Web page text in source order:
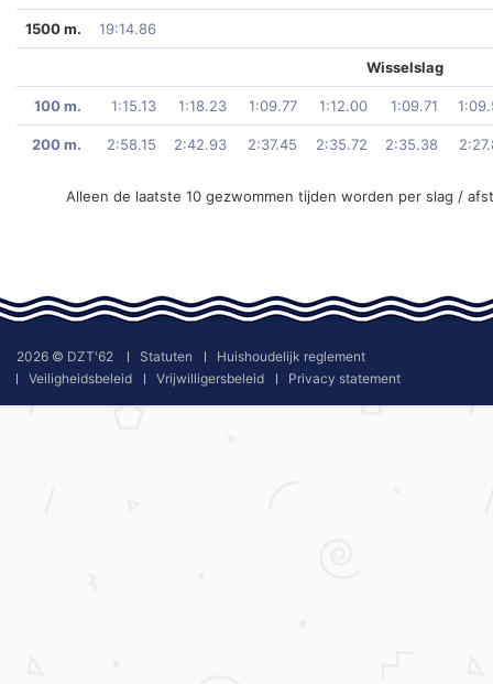
1500 m. 19:14.86
Wisselslag
100 m. 1:15.13 1:18.23 1:09.77 1:12.00 1:09.71
200 m. 2:58.15 2:42.93 2:37.45 2:35.72 2:35.38
Alleen de laatste 10 gezwommen tijden worden per slag /
2026 © DZT'62 Statuten
Huishoudelijk reglement
Veiligheidsbeleid
Vrijwilligersbeleid Privacy statement